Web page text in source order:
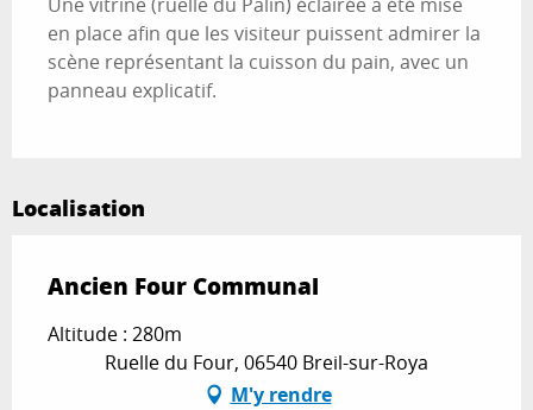
Une vitrine (ruelle du Palin) éclairée a été mise
en place afin que les visiteur puissent admirer la
scène représentant la cuisson du pain, avec un
panneau explicatif.
Localisation
Ancien Four Communal
Altitude : 280m
Ruelle du Four, 06540 Breil-sur-Roya
M'y rendre